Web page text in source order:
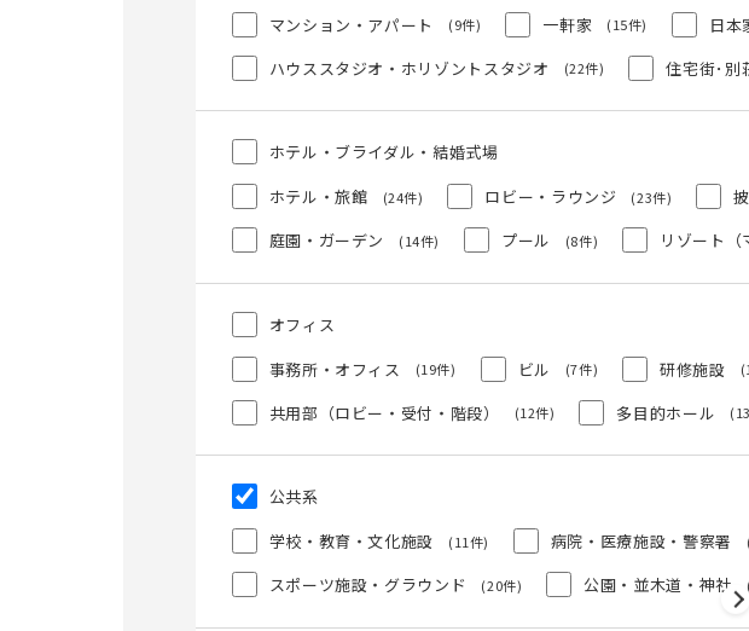
マンション・アパート
(9件) 一軒家 (15件) 日本
ハウススタジオ・ホリゾントスタジオ (22件) 住宅街･別
ホテル・ブライダル・結婚式場
ホテル・旅館
(24件) ロビー・ラウンジ (23件)
庭園・ガーデン (14件) プール (8件) リゾート（
オフィス
事務所・オフィス
(19件) ビル (7件) 研修施設
共用部（ロビー・受付・階段） (12件) 多目的ホール
公共系
学校・教育・文化施設
(11件) 病院・医療施設・警察署
スポーツ施設・グラウンド (20件) 公園・並木道・神社